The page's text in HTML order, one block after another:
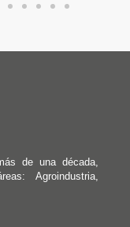
de una década,
Agroindustria,